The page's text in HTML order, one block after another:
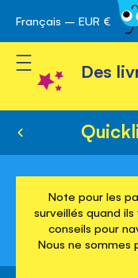
Skip
to
Content
Français – EUR €
Toggle Nav
Des
Note pour les
surveillés quand
conseils pour
Nous ne sommes